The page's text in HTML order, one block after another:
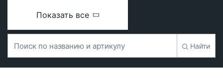
Показать все
Найти